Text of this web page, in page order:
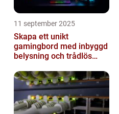
11 september 2025
Skapa ett unikt
gamingbord med inbyggd
belysning och trådlös